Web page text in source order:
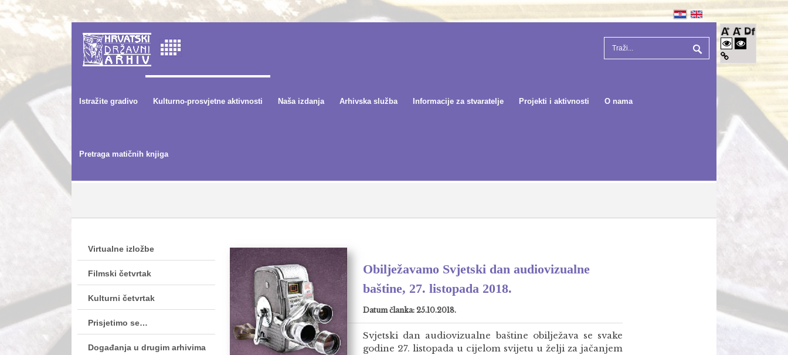
Istražite gradivo Kulturno-prosvjetne aktivnosti Naša izdanja Arhivska služba Informacije za stvaratelje Projekti i aktivnosti O nama
Pretraga matičnih knjiga
Virtualne izložbe
Filmski četvrtak
Kulturni četvrtak
Prisjetimo se…
Događanja u drugim arhivima
Obilježavamo Svjetski dan audiovizualne
baštine, 27. listopada 2018.
Datum članka: 25.10.2018.
Svjetski dan audiovizualne baštine obilježava se svake
godine 27. listopada u cijelom svijetu u želji za jačanjem